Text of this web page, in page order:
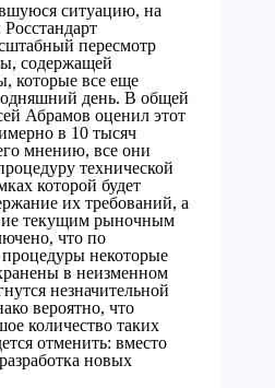
ситуацию, на
пересмотр
содержащей
которые все еще
день. В общей
Абрамов оценил этот
в 10 тысяч
мнению, все они
технической
которой будет
их требований, а
текущим рыночным
что по
процедуры некоторые
в неизменном
незначительной
вероятно, что
количество таких
отменить: вместо
новых